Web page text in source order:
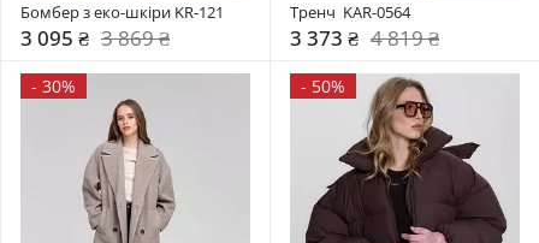
Бомбер з еко-шкіри KR-121
3 095 ₴ 3 869 ₴
Тренч  KAR-0564
3 373 ₴ 4 819 ₴
- 30% - 50%